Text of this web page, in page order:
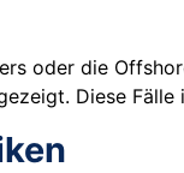
oder die
Diese